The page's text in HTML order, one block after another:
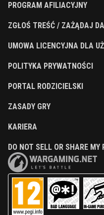
PROGRAM AFILIACYJNY
ZGŁOŚ TREŚĆ / ZAŻĄDAJ
UMOWA LICENCYJNA DLA
POLITYKA PRYWATNOŚCI
PORTAL RODZICIELSKI
ZASADY GRY
KARIERA
DO NOT SELL OR SHARE